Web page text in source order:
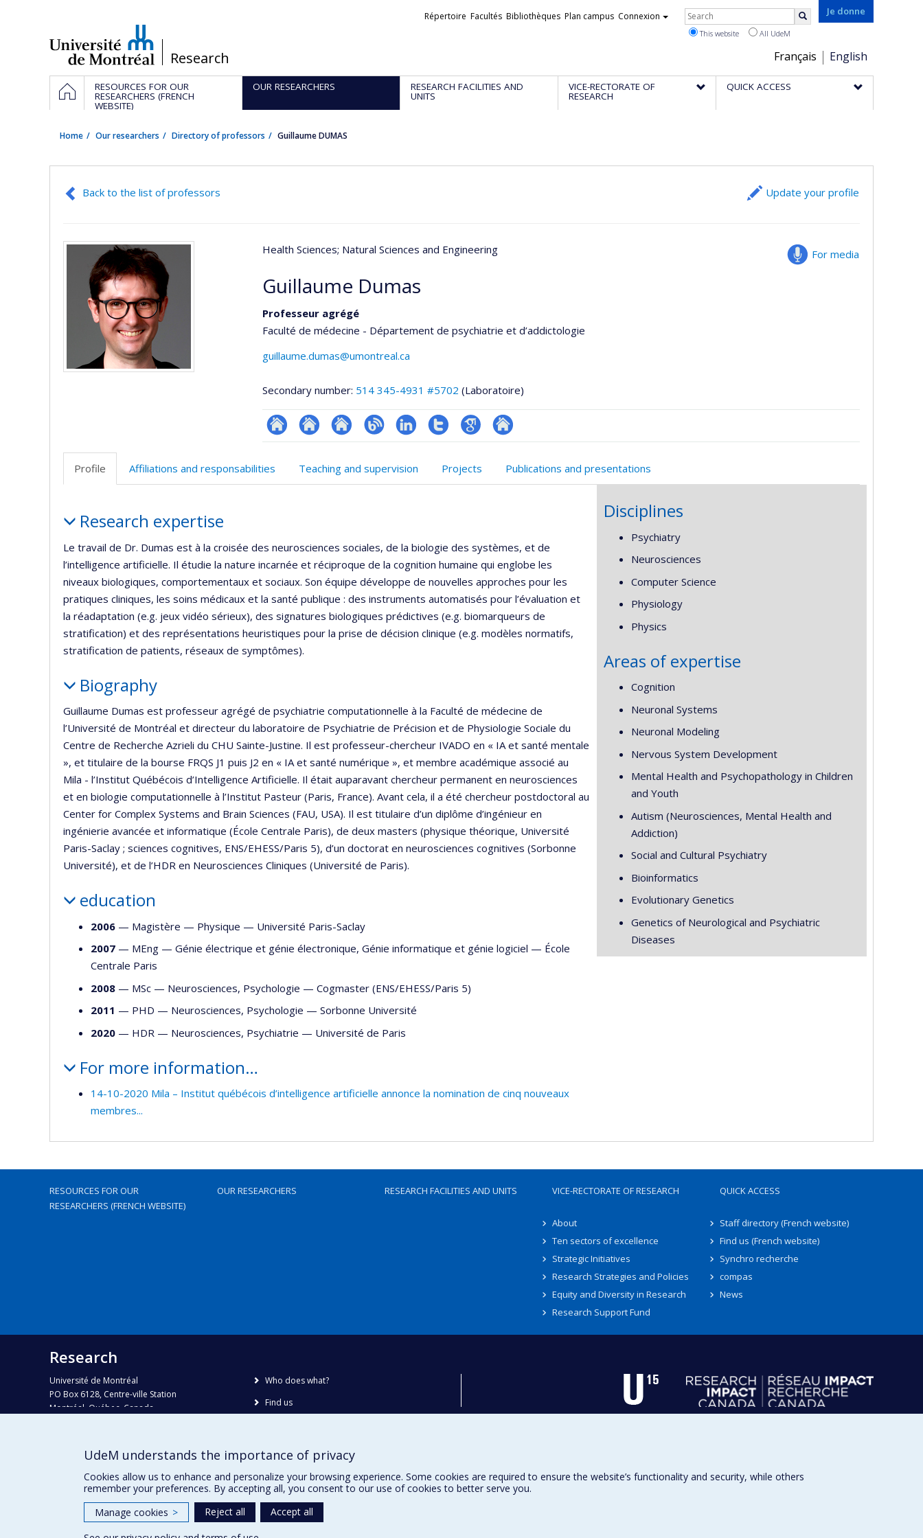
/Research
Je donne
Choix
de
la
Français English
Liens
Répertoire Facultés Bibliothèques Plan campus Connexion Rechercher
This website All UdeM
Navigation
principale
HOMERESOURCES FOR OUR
RESEARCHERS (FRENCH
WEBSITE)
OUR RESEARCHERS RESEARCH FACILITIES AND
UNITS
VICE-RECTORATE OF
RESEARCH
QUICK ACCESS
Home Our researchers Directory of professors Guillaume DUMAS
Back to the list of professors Update your profile
For media
Health Sciences; Natural Sciences and Engineering
Guillaume Dumas
Professeur agrégé
Faculté de médecine - Département de psychiatrie et d’addictologie
guillaume.dumas@umontreal.ca
Secondary number: 514 345-4931 #5702 (Laboratoire)
ResearchGate
Site
Site
de
BlogueLinkedInCompteGoogleAutre
Profile Affiliations and responsabilities Teaching and supervision Projects Publications and presentations
Research expertise
Le travail de Dr. Dumas est à la croisée des neurosciences sociales, de la biologie des systèmes, et de
l’intelligence artificielle. Il étudie la nature incarnée et réciproque de la cognition humaine qui englobe les
niveaux biologiques, comportementaux et sociaux. Son équipe développe de nouvelles approches pour les
pratiques cliniques, les soins médicaux et la santé publique : des instruments automatisés pour l’évaluation et
la réadaptation (e.g. jeux vidéo sérieux), des signatures biologiques prédictives (e.g. biomarqueurs de
stratification) et des représentations heuristiques pour la prise de décision clinique (e.g. modèles normatifs,
stratification de patients, réseaux de symptômes).
Biography
Guillaume Dumas est professeur agrégé de psychiatrie computationnelle à la Faculté de médecine de
l’Université de Montréal et directeur du laboratoire de Psychiatrie de Précision et de Physiologie Sociale du
Centre de Recherche Azrieli du CHU Sainte-Justine. Il est professeur-chercheur IVADO en « IA et santé mentale
», et titulaire de la bourse FRQS J1 puis J2 en « IA et santé numérique », et membre académique associé au
Mila - l’Institut Québécois d’Intelligence Artificielle. Il était auparavant chercheur permanent en neurosciences
et en biologie computationnelle à l’Institut Pasteur (Paris, France). Avant cela, il a été chercheur postdoctoral au
Center for Complex Systems and Brain Sciences (FAU, USA). Il est titulaire d’un diplôme d’ingénieur en
ingénierie avancée et informatique (École Centrale Paris), de deux masters (physique théorique, Université
Paris-Saclay ; sciences cognitives, ENS/EHESS/Paris 5), d’un doctorat en neurosciences cognitives (Sorbonne
Université), et de l’HDR en Neurosciences Cliniques (Université de Paris).
education
2006 — Magistère — Physique — Université Paris-Saclay
2007 — MEng — Génie électrique et génie électronique, Génie informatique et génie logiciel — École
Centrale Paris
2008 — MSc — Neurosciences, Psychologie — Cogmaster (ENS/EHESS/Paris 5)
2011 — PHD — Neurosciences, Psychologie — Sorbonne Université
2020 — HDR — Neurosciences, Psychiatrie — Université de Paris
For more information…
14-10-2020 Mila – Institut québécois d’intelligence artificielle annonce la nomination de cinq nouveaux
membres...
Disciplines
Psychiatry
Neurosciences
Computer Science
Physiology
Physics
Areas of expertise
Cognition
Neuronal Systems
Neuronal Modeling
Nervous System Development
Mental Health and Psychopathology in Children
and Youth
Autism (Neurosciences, Mental Health and
Addiction)
Social and Cultural Psychiatry
Bioinformatics
Evolutionary Genetics
Genetics of Neurological and Psychiatric
Diseases
RESOURCES FOR OUR
RESEARCHERS (FRENCH WEBSITE)
OUR RESEARCHERS RESEARCH FACILITIES AND UNITS VICE-RECTORATE OF RESEARCH
About
Ten sectors of excellence
Strategic Initiatives
Research Strategies and Policies
Equity and Diversity in Research
Research Support Fund
QUICK ACCESS
Staff directory (French website)
Find us (French website)
Synchro recherche
compas
News
Research
Université de Montréal
PO Box 6128, Centre-ville Station
Montréal, Québec, Canada
Phone : 514 343-6111, #38492
recherche@umontreal.ca
Who does what?
Find us
UdeM understands the importance of privacy
Cookies allow us to enhance and personalize your browsing experience. Some cookies are required to ensure the website’s functionality and security, while others
remember your preferences. By accepting all, you consent to our use of cookies to better serve you.
Manage cookies > Reject all
Accept all